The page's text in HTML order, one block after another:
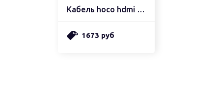
Кабель hoco hdmi ua13
1673 руб